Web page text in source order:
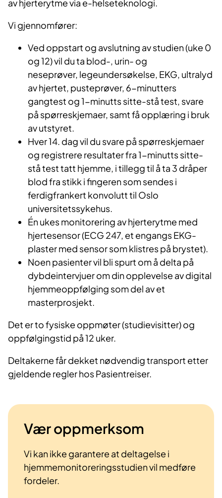
av hjerterytme via e-helseteknologi.
Vi gjennomfører:
Ved oppstart og avslutning av studien (uke 0
og 12) vil du ta blod-, urin- og
neseprøver, legeundersøkelse, EKG, ultralyd
av hjertet, pusteprøver, 6-minutters
gangtest og 1-minutts sitte-stå test, svare
på spørreskjemaer, samt få opplæring i bruk
av utstyret.
Hver 14. dag vil du svare på spørreskjemaer
og registrere resultater fra 1-minutts sitte-
stå test tatt hjemme, i tillegg til å ta 3 dråper
blod fra stikk i fingeren som sendes i
ferdigfrankert konvolutt til Oslo
universitetssykehus.
Én ukes monitorering av hjerterytme med
hjertesensor (ECG 247, et engangs EKG-
plaster med sensor som klistres på brystet).
Noen pasienter vil bli spurt om å delta på
dybdeintervjuer om din opplevelse av digital
hjemmeoppfølging som del av et
masterprosjekt.
Det er to fysiske oppmøter (studievisitter) og
oppfølgingstid på 12 uker.
Deltakerne får dekket nødvendig transport etter
gjeldende regler hos Pasientreiser.
Vær oppmerksom
Vi kan ikke garantere at deltagelse i
hjemmemonitoreringsstudien vil medføre
fordeler.